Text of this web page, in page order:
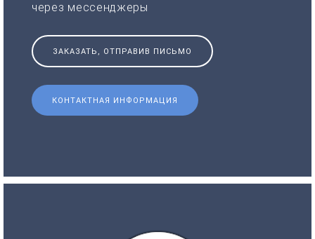
через мессенджеры
ЗАКАЗАТЬ, ОТПРАВИВ ПИСЬМО
КОНТАКТНАЯ ИНФОРМАЦИЯ